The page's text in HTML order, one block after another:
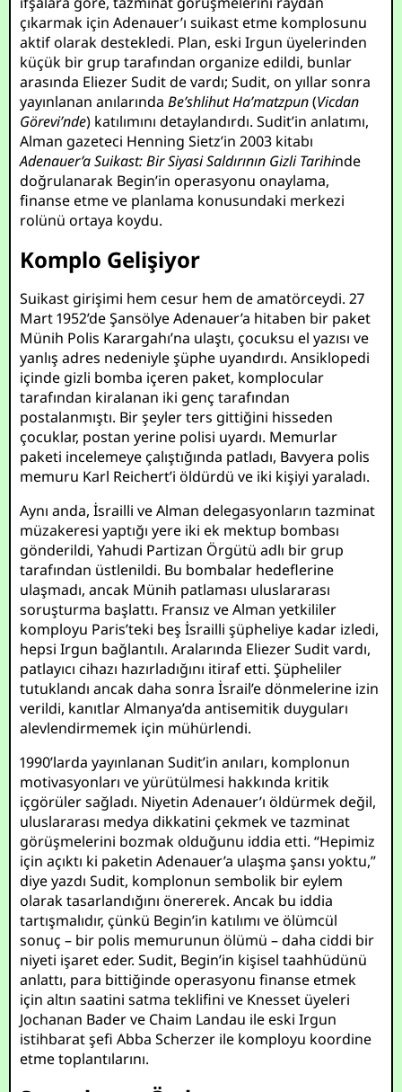
çıkarmak için Adenauer’ı suikast etme komplosunu
aktif olarak destekledi. Plan, eski Irgun üyelerinden
küçük bir grup tarafından organize edildi, bunlar
arasında Eliezer Sudit de vardı; Sudit, on yıllar sonra
yayınlanan anılarındaBe’shlihut Ha’matzpun(Vicdan
Görevi’nde) katılımını detaylandırdı. Sudit’in anlatımı,
Alman gazeteci Henning Sietz’in 2003 kitabı
Adenauer’a Suikast: Bir Siyasi Saldırının Gizli Tarihinde
doğrulanarak Begin’in operasyonu onaylama,
finanse etme ve planlama konusundaki merkezi
rolünü ortaya koydu.
Komplo Gelişiyor
Suikast girişimi hem cesur hem de amatörceydi. 27
Mart 1952’de Şansölye Adenauer’a hitaben bir paket
Münih Polis Karargahı’na ulaştı, çocuksu el yazısı ve
yanlış adres nedeniyle şüphe uyandırdı. Ansiklopedi
içinde gizli bomba içeren paket, komplocular
tarafından kiralanan iki genç tarafından
postalanmıştı. Bir şeyler ters gittiğini hisseden
çocuklar, postan yerine polisi uyardı. Memurlar
paketi incelemeye çalıştığında patladı, Bavyera polis
memuru Karl Reichert’i öldürdü ve iki kişiyi yaraladı.
Aynı anda, İsrailli ve Alman delegasyonların tazminat
müzakeresi yaptığı yere iki ek mektup bombası
gönderildi, Yahudi Partizan Örgütü adlı bir grup
tarafından üstlenildi. Bu bombalar hedeflerine
ulaşmadı, ancak Münih patlaması uluslararası
soruşturma başlattı. Fransız ve Alman yetkililer
komployu Paris’teki beş İsrailli şüpheliye kadar izledi,
hepsi Irgun bağlantılı. Aralarında Eliezer Sudit vardı,
patlayıcı cihazı hazırladığını itiraf etti. Şüpheliler
tutuklandı ancak daha sonra İsrail’e dönmelerine izin
verildi, kanıtlar Almanya’da antisemitik duyguları
alevlendirmemek için mühürlendi.
1990’larda yayınlanan Sudit’in anıları, komplonun
motivasyonları ve yürütülmesi hakkında kritik
içgörüler sağladı. Niyetin Adenauer’ı öldürmek değil,
uluslararası medya dikkatini çekmek ve tazminat
görüşmelerini bozmak olduğunu iddia etti. “Hepimiz
için açıktı ki paketin Adenauer’a ulaşma şansı yoktu,”
diye yazdı Sudit, komplonun sembolik bir eylem
olarak tasarlandığını önererek. Ancak bu iddia
tartışmalıdır, çünkü Begin’in katılımı ve ölümcül
sonuç – bir polis memurunun ölümü – daha ciddi bir
niyeti işaret eder. Sudit, Begin’in kişisel taahhüdünü
anlattı, para bittiğinde operasyonu finanse etmek
için altın saatini satma teklifini ve Knesset üyeleri
Jochanan Bader ve Chaim Landau ile eski Irgun
istihbarat şefi Abba Scherzer ile komployu koordine
etme toplantılarını.